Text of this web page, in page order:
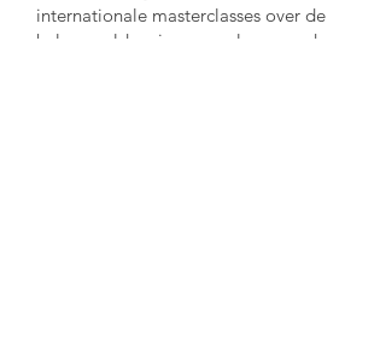
internationale masterclasses over de
hele wereld en is een veelgevraagd